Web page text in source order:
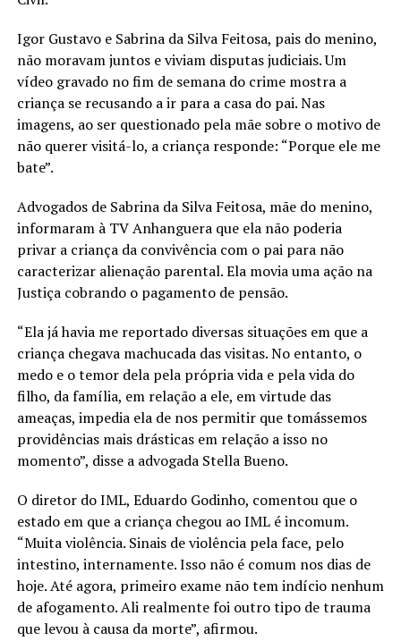
Igor Gustavo e Sabrina da Silva Feitosa, pais do menino,
não moravam juntos e viviam disputas judiciais. Um
vídeo gravado no fim de semana do crime mostra a
criança se recusando a ir para a casa do pai. Nas
imagens, ao ser questionado pela mãe sobre o motivo de
não querer visitá-lo, a criança responde: “Porque ele me
bate”.
Advogados de Sabrina da Silva Feitosa, mãe do menino,
informaram à TV Anhanguera que ela não poderia
privar a criança da convivência com o pai para não
caracterizar alienação parental. Ela movia uma ação na
Justiça cobrando o pagamento de pensão.
“Ela já havia me reportado diversas situações em que a
criança chegava machucada das visitas. No entanto, o
medo e o temor dela pela própria vida e pela vida do
filho, da família, em relação a ele, em virtude das
ameaças, impedia ela de nos permitir que tomássemos
providências mais drásticas em relação a isso no
momento”, disse a advogada Stella Bueno.
O diretor do IML, Eduardo Godinho, comentou que o
estado em que a criança chegou ao IML é incomum.
“Muita violência. Sinais de violência pela face, pelo
intestino, internamente. Isso não é comum nos dias de
hoje. Até agora, primeiro exame não tem indício nenhum
de afogamento. Ali realmente foi outro tipo de trauma
que levou à causa da morte”, afirmou.